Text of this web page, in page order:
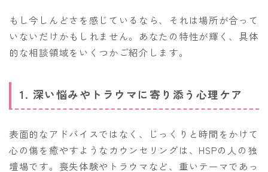
もし今しんどさを感じているなら、それは場所が合って
いないだけかもしれません。あなたの特性が輝く、具体
的な相談領域をいくつかご紹介します。
1. 深い悩みやトラウマに寄り添う心理ケア
表面的なアドバイスではなく、じっくりと時間をかけて
心の傷を癒やすようなカウンセリングは、HSPの人の独
壇場です。喪失体験やトラウマなど、重いテーマであっ